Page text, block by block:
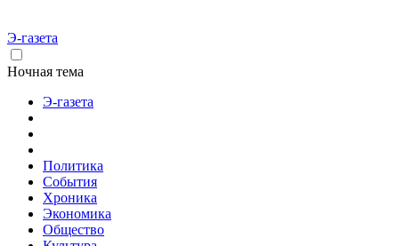
Э-газета
Ночная тема
Э-газета
Политика
События
Хроника
Экономика
Общество